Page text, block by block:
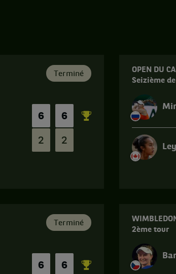
Terminé
6 6
2 2
OPEN DU
Seizième
Canada.
Seizième
de
finale.
Leylah
Terminé
6 6
2ème tour